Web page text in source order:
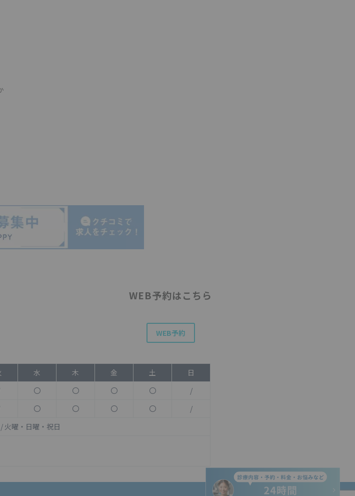
WEB予約はこちら
WEB予約
水 木 金 土
日
〇 〇 〇 〇
/
〇 〇 〇 〇
/
火曜・日曜・祝日